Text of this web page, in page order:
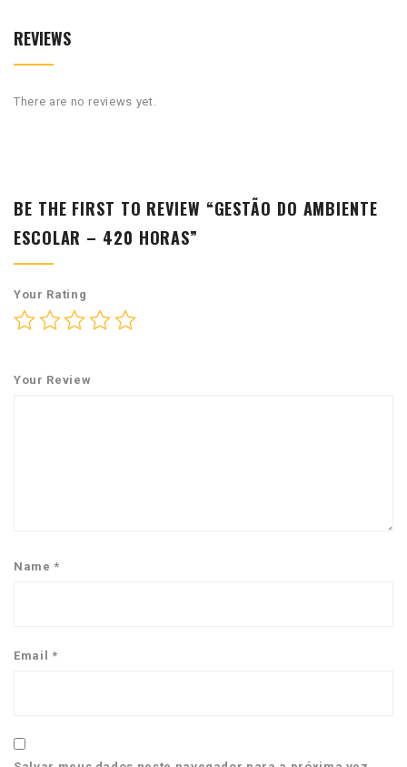
REVIEWS
There are no reviews yet.
BE THE FIRST TO REVIEW “GESTÃO DO AMBIENTE
ESCOLAR – 420 HORAS”
Your Rating
Your Review
Name*
Email *